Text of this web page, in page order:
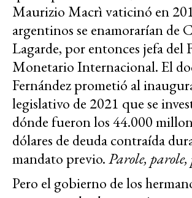
Maurizio Macrì vaticinó en
argentinos se enamorarían de
Lagarde, por entonces jefa del
Monetario Internacional. El
Fernández prometió al
legislativo de 2021 que se
dónde fueron los 44.000
dólares de deuda contraída
mandato previo.Parole, parole,
Pero el gobierno de los